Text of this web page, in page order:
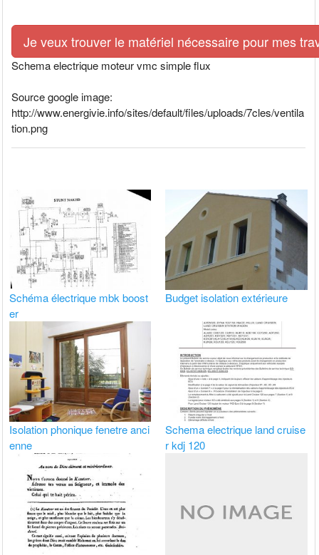
Je veux trouver le matériel nécessaire pour mes
Schema electrique moteur vmc simple flux
Source google image:
http://www.energivie.info/sites/default/files/uploads/7cles/ventila
tion.png
Schéma électrique mbk boost
er
Budget isolation extérieure
Isolation phonique fenetre anci
enne
Schema electrique land cruise
r kdj 120